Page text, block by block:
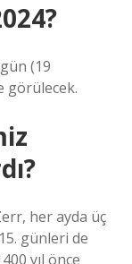
(19
görülecek.
her ayda üç
günleri de
yıl önce